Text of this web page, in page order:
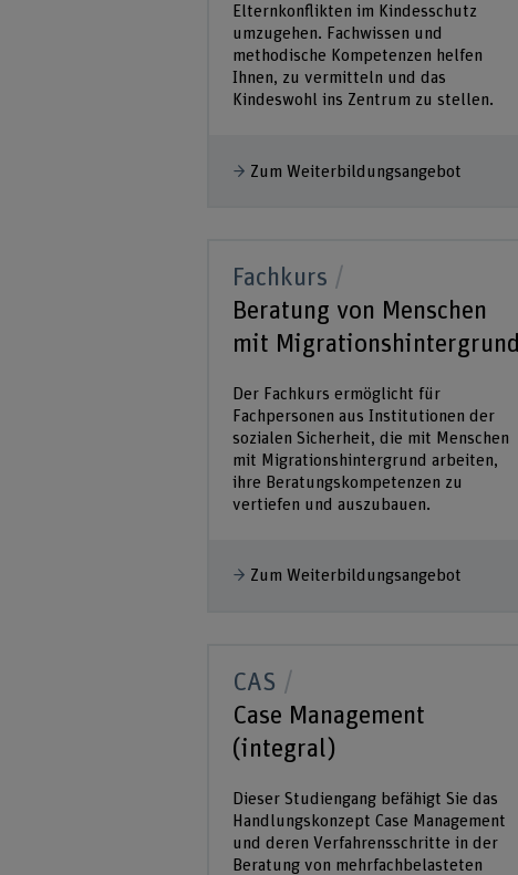
Elternkonflikten im Kindesschutz
umzugehen. Fachwissen und
methodische Kompetenzen helfen
Ihnen, zu vermitteln und das
Kindeswohl ins Zentrum zu stellen.
Zum Weiterbildungsangebot
Fachkurs
Beratung von Menschen
mit Migrationshintergrund
Der Fachkurs ermöglicht für
Fachpersonen aus Institutionen der
sozialen Sicherheit, die mit Menschen
mit Migrationshintergrund arbeiten,
ihre Beratungskompetenzen zu
vertiefen und auszubauen.
Zum Weiterbildungsangebot
CAS
Case Management
(integral)
Dieser Studiengang befähigt Sie das
Handlungskonzept Case Management
und deren Verfahrensschritte in der
Beratung von mehrfachbelasteten